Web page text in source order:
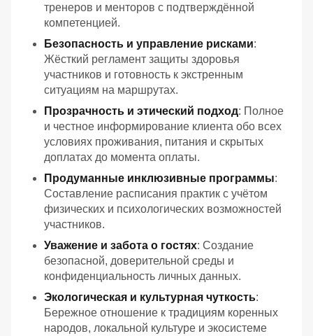
тренеров и менторов с подтверждённой
компетенцией.
Безопасность и управление рисками:
Жёсткий регламент защиты здоровья
участников и готовность к экстренным
ситуациям на маршрутах.
Прозрачность и этический подход: Полное
и честное информирование клиента обо всех
условиях проживания, питания и скрытых
доплатах до момента оплаты.
Продуманные инклюзивные программы:
Составление расписания практик с учётом
физических и психологических возможностей
участников.
Уважение и забота о гостях: Создание
безопасной, доверительной среды и
конфиденциальность личных данных.
Экологическая и культурная чуткость:
Бережное отношение к традициям коренных
народов, локальной культуре и экосистеме